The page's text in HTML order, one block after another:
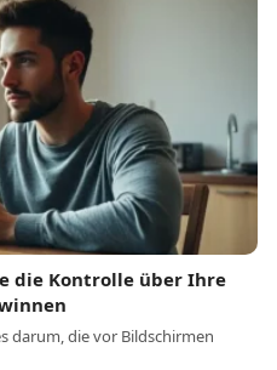
die Kontrolle über Ihre
darum, die vor Bildschirmen